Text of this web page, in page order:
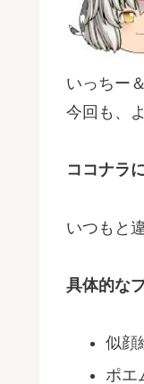
いっちー
今回も、
ココナラ
いつもと
具体的な
似顔
ポエ